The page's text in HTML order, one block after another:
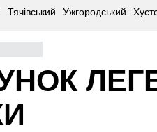
Тячівський Ужгородський